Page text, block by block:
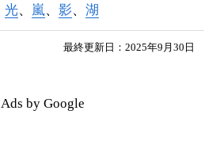
光、 嵐、 影、 湖
最終更新日：2025年9月30日
Ads by Google